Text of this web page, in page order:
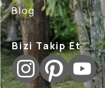
Blog
Bizi Takip Et